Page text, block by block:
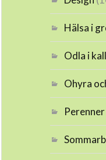
Hälsa i
Odla i
Ohyra
Perenner